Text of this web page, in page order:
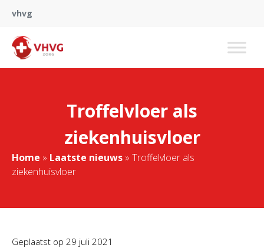
vhvg
Troffelvloer als
ziekenhuisvloer
Home » Laatste nieuws » Troffelvloer als
ziekenhuisvloer
Geplaatst op 29 juli 2021